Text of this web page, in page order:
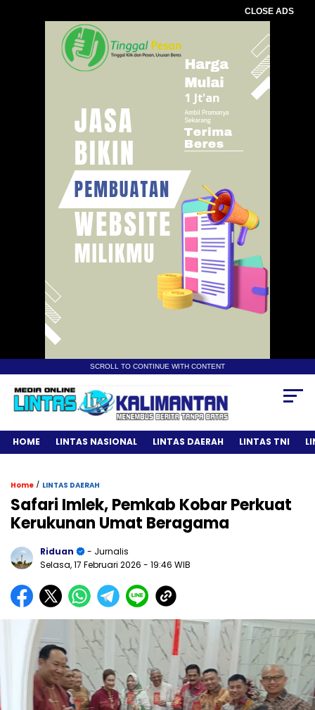
CLOSE ADS
SCROLL TO CONTINUE WITH CONTENT
HOME LINTAS NASIONAL LINTAS DAERAH LINTAS TNI
Home / LINTAS DAERAH
Safari Imlek, Pemkab Kobar Perkuat
Kerukunan Umat Beragama
Riduan
- Jurnalis
Selasa, 17 Februari 2026 - 19:46 WIB